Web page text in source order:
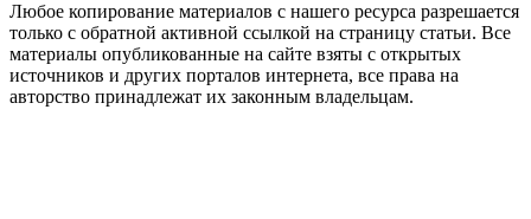
Любое копирование материалов с нашего ресурса разрешается
только с обратной активной ссылкой на страницу статьи. Все
материалы опубликованные на сайте взяты с открытых
источников и других порталов интернета, все права на
авторство принадлежат их законным владельцам.